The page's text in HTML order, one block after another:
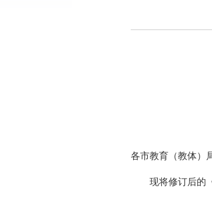
各市教育（教体）
现将修订后的